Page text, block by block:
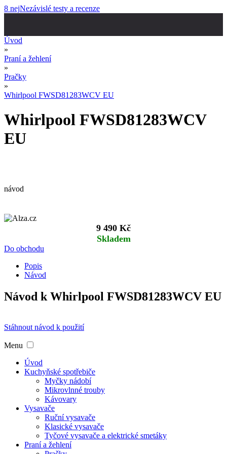
8 nejNezávislé testy a recenze
Úvod
»
Praní a žehlení
»
Pračky
»
Whirlpool FWSD81283WCV EU
Whirlpool FWSD81283WCV
EU
návod
9 490 Kč
Skladem
Do obchodu
Popis
Návod
Návod k Whirlpool FWSD81283WCV EU
Stáhnout návod k použití
Menu
Úvod
Kuchyňské spotřebiče
Myčky nádobí
Mikrovlnné trouby
Kávovary
Vysavače
Ruční vysavače
Klasické vysavače
Tyčové vysavače a elektrické smetáky
Praní a žehlení